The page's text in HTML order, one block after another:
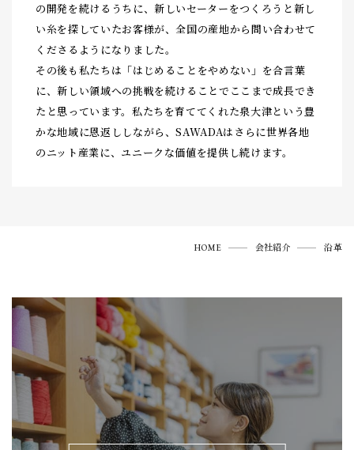
の開発を続けるうちに、新しいセーターをつくろうと新し
い糸を探していたお客様が、全国の産地から問い合わせて
くださるようになりました。
その後も私たちは「はじめることをやめない」を合言葉
に、新しい領域への挑戦を続けることでここまで成長でき
たと思っています。私たちを育ててくれた泉大津という豊
かな地域に恩返ししながら、SAWADAはさらに世界各地
のニット産業に、ユニークな価値を提供し続けます。
HOME 会社紹介 沿革